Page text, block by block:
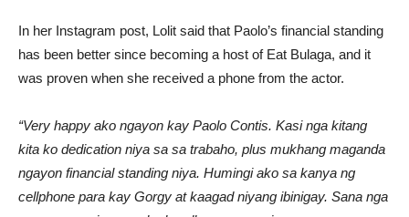
In her Instagram post, Lolit said that Paolo’s financial standing
has been better since becoming a host of Eat Bulaga, and it
was proven when she received a phone from the actor.
“Very happy ako ngayon kay Paolo Contis. Kasi nga kitang
kita ko dedication niya sa sa trabaho, plus mukhang maganda
ngayon financial standing niya. Humingi ako sa kanya ng
cellphone para kay Gorgy at kaagad niyang ibinigay. Sana nga